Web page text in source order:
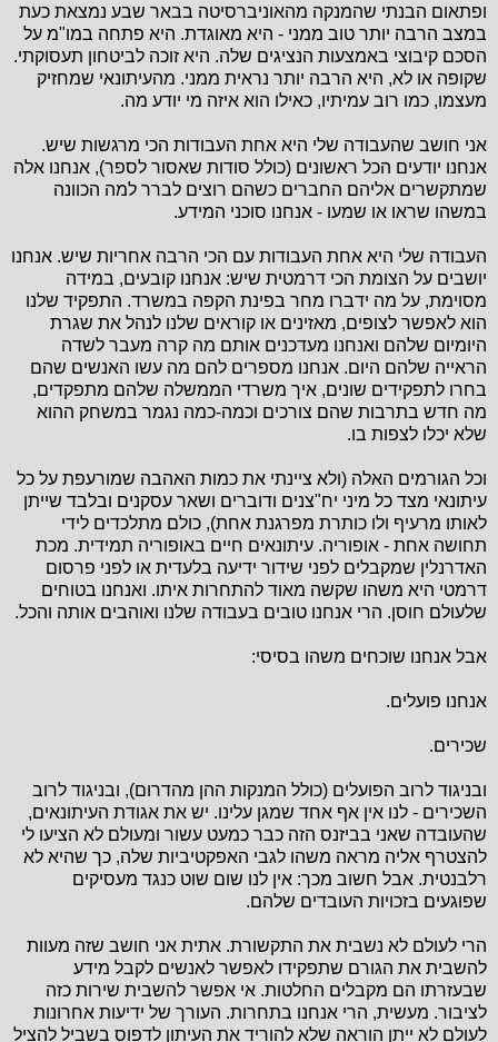
ופתאום הבנתי שהמנקה מהאוניברסיטה בבאר שבע נמצאת כעת
במצב הרבה יותר טוב ממני - היא מאוגדת. היא פתחה במו"מ על
הסכם קיבוצי באמצעות הנציגים שלה. היא זוכה לביטחון תעסוקתי.
שקופה או לא, היא הרבה יותר נראית ממני. מהעיתונאי שמחזיק
מעצמו, כמו רוב עמיתיו, כאילו הוא איזה מי יודע מה.
אני חושב שהעבודה שלי היא אחת העבודות הכי מרגשות שיש.
אנחנו יודעים הכל ראשונים (כולל סודות שאסור לספר), אנחנו אלה
שמתקשרים אליהם החברים כשהם רוצים לברר למה הכוונה
במשהו שראו או שמעו - אנחנו סוכני המידע.
העבודה שלי היא אחת העבודות עם הכי הרבה אחריות שיש. אנחנו
יושבים על הצומת הכי דרמטית שיש: אנחנו קובעים, במידה
מסוימת, על מה ידברו מחר בפינת הקפה במשרד. התפקיד שלנו
הוא לאפשר לצופים, מאזינים או קוראים שלנו לנהל את שגרת
היומיום שלהם ואנחנו מעדכנים אותם מה קרה מעבר לשדה
הראייה שלהם היום. אנחנו מספרים להם מה עשו האנשים שהם
בחרו לתפקידים שונים, איך משרדי הממשלה שלהם מתפקדים,
מה חדש בתרבות שהם צורכים וכמה-כמה נגמר במשחק ההוא
שלא יכלו לצפות בו.
וכל הגורמים האלה (ולא ציינתי את כמות האהבה שמורעפת על כל
עיתונאי מצד כל מיני יח"צנים ודוברים ושאר עסקנים ובלבד שייתן
לאותו מרעיף ולו כותרת מפרגנת אחת), כולם מתלכדים לידי
תחושה אחת - אופוריה. עיתונאים חיים באופוריה תמידית. מכת
האדרנלין שמקבלים לפני שידור ידיעה בלעדית או לפני פרסום
דרמטי היא משהו שקשה מאוד להתחרות איתו. ואנחנו בטוחים
שלעולם חוסן. הרי אנחנו טובים בעבודה שלנו ואוהבים אותה והכל.
אבל אנחנו שוכחים משהו בסיסי:
אנחנו פועלים.
שכירים.
ובניגוד לרוב הפועלים (כולל המנקות ההן מהדרום), ובניגוד לרוב
השכירים - לנו אין אף אחד שמגן עלינו. יש את אגודת העיתונאים,
שהעובדה שאני בביזנס הזה כבר כמעט עשור ומעולם לא הציעו לי
להצטרף אליה מראה משהו לגבי האפקטיביות שלה, כך שהיא לא
רלבנטית. אבל חשוב מכך: אין לנו שום שוט כנגד מעסיקים
שפוגעים בזכויות העובדים שלהם.
הרי לעולם לא נשבית את התקשורת. אתית אני חושב שזה מעוות
להשבית את הגורם שתפקידו לאפשר לאנשים לקבל מידע
שבעזרתו הם מקבלים החלטות. אי אפשר להשבית שירות כזה
לציבור. מעשית, הרי אנחנו בתחרות. העורך של ידיעות אחרונות
לעולם לא ייתן הוראה שלא להוריד את העיתון לדפוס בשביל להציל